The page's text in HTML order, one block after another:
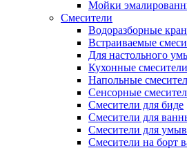
Мойки
Смесители
Водоразборные
Встраиваемые
Для настольного
Кухонные смесители
Напольные
Сенсорные
Смесители для биде
Смесители для
Смесители для
Смесители на борт